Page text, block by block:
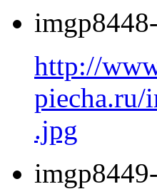
http://
piecha.ru/
.jpg